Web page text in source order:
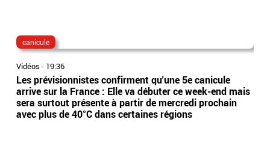
canicule
Vidéos - 19:36
Les prévisionnistes confirment qu'une 5e canicule
arrive sur la France : Elle va débuter ce week-end mais
sera surtout présente à partir de mercredi prochain
avec plus de 40°C dans certaines régions